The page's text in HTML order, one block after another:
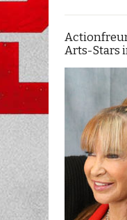
Arts-Stars